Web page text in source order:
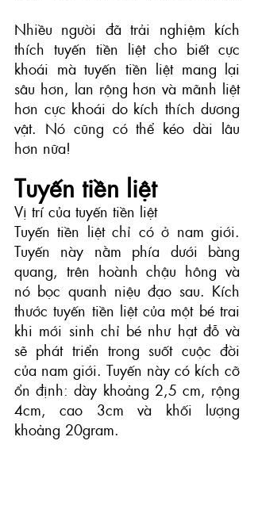
Nhiều người đã trải nghiệm kích
thích tuyến tiền liệt cho biết cực
khoái mà tuyến tiền liệt mang lại
sâu hơn, lan rộng hơn và mãnh liệt
hơn cực khoái do kích thích dương
vật. Nó cũng có thể kéo dài lâu
hơn nữa!
Tuyến tiền liệt
Vị trí của tuyến tiền liệt
Tuyến tiền liệt chỉ có ở nam giới.
Tuyến này nằm phía dưới bàng
quang, trên hoành chậu hông và
nó bọc quanh niệu đạo sau. Kích
thước tuyến tiền liệt của một bé trai
khi mới sinh chỉ bé như hạt đỗ và
sẽ phát triển trong suốt cuộc đời
của nam giới. Tuyến này có kích cỡ
ổn định: dày khoảng 2,5 cm, rộng
4cm, cao 3cm và khối lượng
khoảng 20gram.